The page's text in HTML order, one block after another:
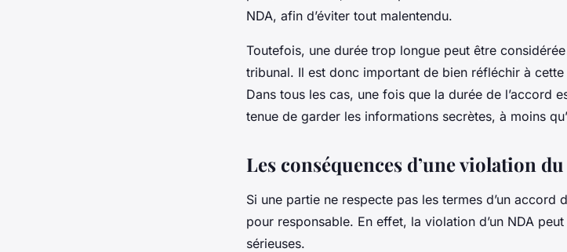
NDA, afin d’éviter tout malentendu.
Toutefois, une durée trop longue peut être
tribunal. Il est donc important de bien réfléchir à
Dans tous les cas, une fois que la durée de l’accord
tenue de garder les informations secrètes, à moins
Les conséquences d’une violation
Si une partie ne respecte pas les termes d’un
pour responsable. En effet, la violation d’un NDA
sérieuses.